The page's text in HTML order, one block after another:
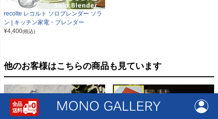
recolte レコルト ソロブレンダー ソラ
ン | キッチン家電・ブレンダー
¥4,400(税込)
他のお客様はこちらの商品も見ています